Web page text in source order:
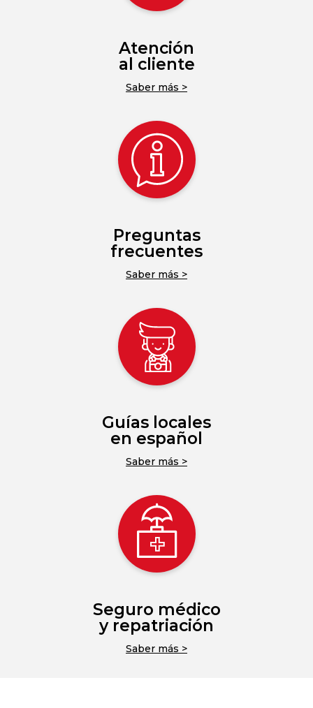
Atención
al cliente
Saber más >
Preguntas
frecuentes
Saber más >
Guías locales
en español
Saber más >
Seguro médico
y repatriación
Saber más >